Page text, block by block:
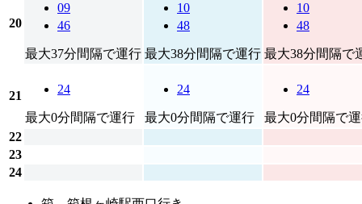
20
09
46
最大37分間隔で運行
10
48
最大38分間隔で運行
10
48
最大38分間隔で
21 24
最大0分間隔で運行
24
最大0分間隔で運行
24
最大0分間隔で
22
23
24